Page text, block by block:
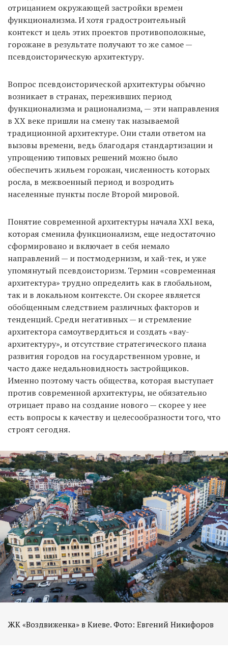
отрицанием окружающей застройки времен
функционализма. И хотя градостроительный
контекст и цель этих проектов противоположные,
горожане в результате получают то же самое —
псевдоисторическую архитектуру.
Вопрос псевдоисторической архитектуры обычно
возникает в странах, переживших период
функционализма и рационализма, — эти направления
в ХХ веке пришли на смену так называемой
традиционной архитектуре. Они стали ответом на
вызовы времени, ведь благодаря стандартизации и
упрощению типовых решений можно было
обеспечить жильем горожан, численность которых
росла, в межвоенный период и возродить
населенные пункты после Второй мировой.
Понятие современной архитектуры начала XXI века,
которая сменила функционализм, еще недостаточно
сформировано и включает в себя немало
направлений — и постмодернизм, и хай-тек, и уже
упомянутый псевдоисторизм. Термин «современная
архитектура» трудно определить как в глобальном,
так и в локальном контексте. Он скорее является
обобщенным следствием различных факторов и
тенденций. Среди негативных — и стремление
архитектора самоутвердиться и создать «вау-
архитектуру», и отсутствие стратегического плана
развития городов на государственном уровне, и
часто даже недальновидность застройщиков.
Именно поэтому часть общества, которая выступает
против современной архитектуры, не обязательно
отрицает право на создание нового — скорее у нее
есть вопросы к качеству и целесообразности того, что
строят сегодня.
ЖК «Воздвиженка» в Киеве. Фото: Евгений Никифоров